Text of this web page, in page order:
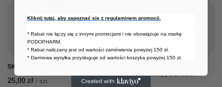
SKOCZYLAS Pamięć, 60 kapsułek
25,00 zł / szt.
jajowatej, czarnej porzeczki i
jabłka, 200 g
Kliknij tutaj, aby zapoznać się z regulaminem promocji.
* Rabat nie łączy się z innymi promocjami i nie obowiązuje na markę
PODOPHARM.
* Rabat naliczany jest od wartości zamówienia powyżej 150 zł.
* Darmowa wysyłka przysługuje od wartości koszyka powyżej 150 zł.